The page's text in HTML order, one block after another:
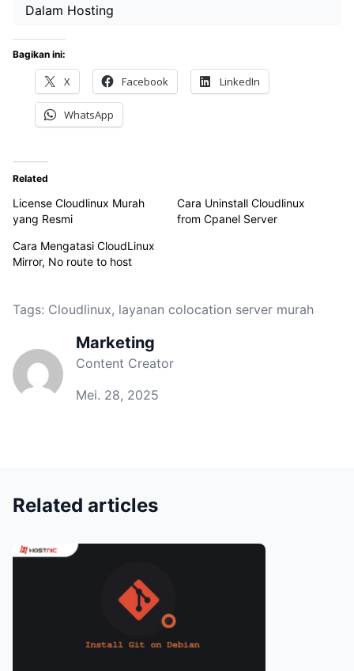
Dalam Hosting
Bagikan ini:
X Facebook LinkedIn
WhatsApp
Related
License Cloudlinux Murah
yang Resmi
Cara Uninstall Cloudlinux
from Cpanel Server
Cara Mengatasi CloudLinux
Mirror, No route to host
Tags: Cloudlinux, layanan colocation server murah
Marketing
Content Creator
Mei. 28, 2025
Related articles